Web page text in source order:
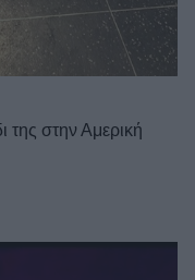
της στην Αμερική